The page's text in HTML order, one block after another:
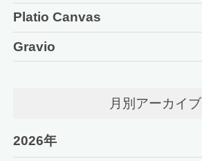
Platio Canvas
Gravio
月別アーカイブ
2026年